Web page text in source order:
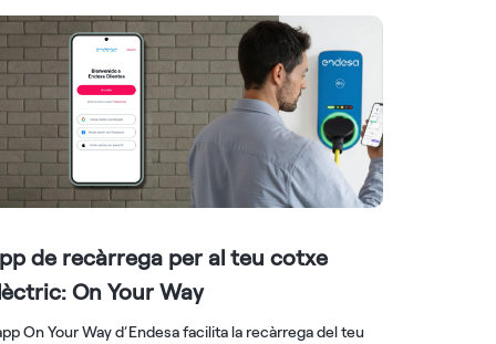
de recàrrega per al teu cotxe
On Your Way
On Your Way d’Endesa facilita la recàrrega del teu